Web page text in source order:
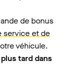
de bonus
service et de
véhicule.
tard dans